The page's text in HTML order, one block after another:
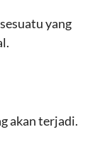
yang
akan terjadi.